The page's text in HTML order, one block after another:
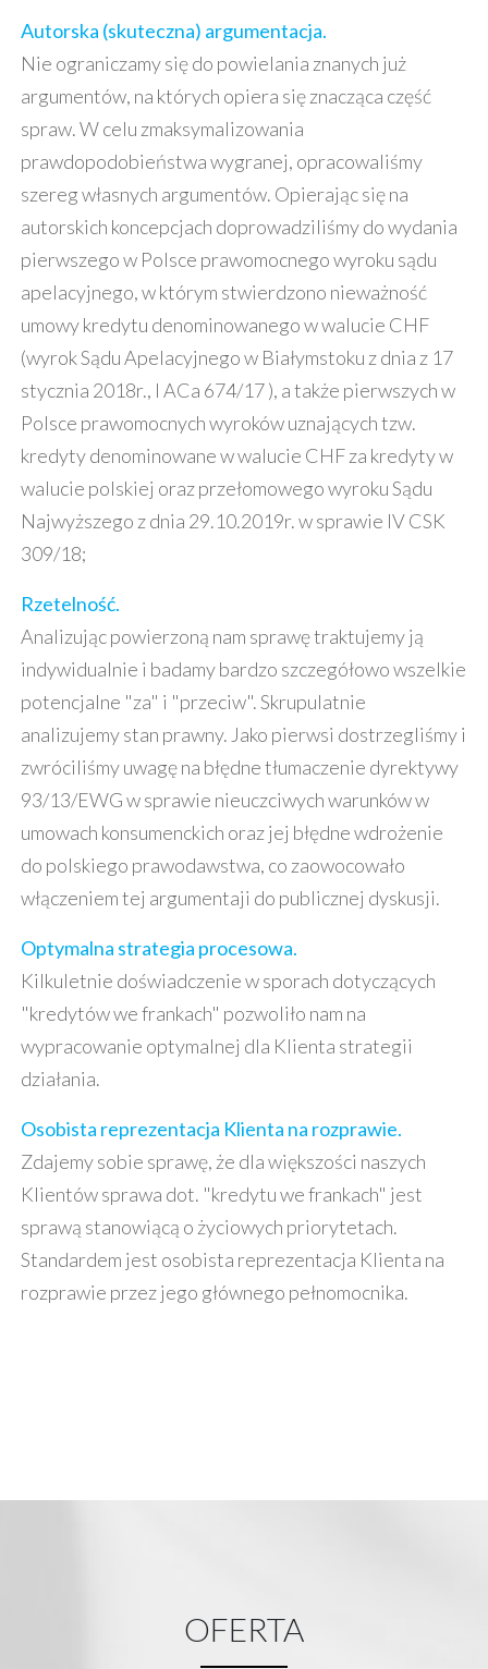
Autorska (skuteczna) argumentacja.
Nie ograniczamy się do powielania znanych już
argumentów, na których opiera się znacząca część
spraw. W celu zmaksymalizowania
prawdopodobieństwa wygranej, opracowaliśmy
szereg własnych argumentów. Opierając się na
autorskich koncepcjach doprowadziliśmy do wydania
pierwszego w Polsce prawomocnego wyroku sądu
apelacyjnego, w którym stwierdzono nieważność
umowy kredytu denominowanego w walucie CHF
(wyrok Sądu Apelacyjnego w Białymstoku z dnia z 17
stycznia 2018r., I ACa 674/17 ), a także pierwszych w
Polsce prawomocnych wyroków uznających tzw.
kredyty denominowane w walucie CHF za kredyty w
walucie polskiej oraz przełomowego wyroku Sądu
Najwyższego z dnia 29.10.2019r. w sprawie IV CSK
309/18;
Rzetelność.
Analizując powierzoną nam sprawę traktujemy ją
indywidualnie i badamy bardzo szczegółowo wszelkie
potencjalne "za" i "przeciw". Skrupulatnie
analizujemy stan prawny. Jako pierwsi dostrzegliśmy i
zwróciliśmy uwagę na błędne tłumaczenie dyrektywy
93/13/EWG w sprawie nieuczciwych warunków w
umowach konsumenckich oraz jej błędne wdrożenie
do polskiego prawodawstwa, co zaowocowało
włączeniem tej argumentaji do publicznej dyskusji.
Optymalna strategia procesowa.
Kilkuletnie doświadczenie w sporach dotyczących
"kredytów we frankach" pozwoliło nam na
wypracowanie optymalnej dla Klienta strategii
działania.
Osobista reprezentacja Klienta na rozprawie.
Zdajemy sobie sprawę, że dla większości naszych
Klientów sprawa dot. "kredytu we frankach" jest
sprawą stanowiącą o życiowych priorytetach.
Standardem jest osobista reprezentacja Klienta na
rozprawie przez jego głównego pełnomocnika.
OFERTA